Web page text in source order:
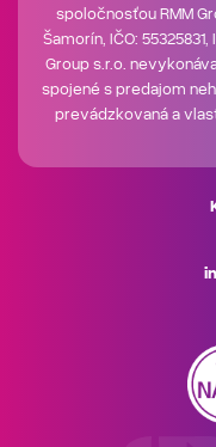
spoločnosťou RMM
Šamorín, IČO:
Group s.r.o.
spojené s predajom
prevádzkovaná a